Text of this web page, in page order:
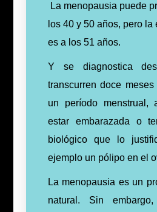
La menopausia puede
los 40 y 50 años, pero la
es a los 51 años.
Y se diagnostica
transcurren doce
un período
estar embarazada o
biológico que lo
ejemplo un pólipo en el
La menopausia es un
natural. Sin